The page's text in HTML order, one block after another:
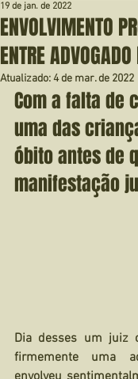
ENVOLVIMENTO
ENTRE
19 de jan. de 2022
Atualizado:4 de mar. de 2022
Com a falta de
uma das
óbito antes de
manifestação
Dia desses um juiz
firmemente uma